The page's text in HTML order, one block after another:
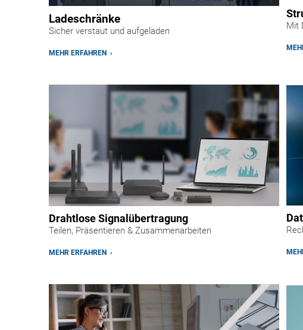
Ladeschränke
Sicher verstaut und aufgeladen
MEHR ERFAHREN ›
Drahtlose Signalübertragung
Teilen, Präsentieren & Zusammenarbeiten
MEHR ERFAHREN ›
Mit